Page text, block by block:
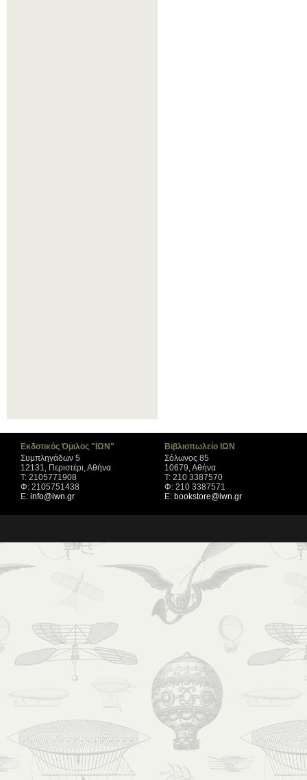
Εκδοτικός Όμιλος "ΙΩΝ"
Συμπληγάδων 5
12131, Περιστέρι, Αθήνα
Τ: 2105771908
Φ: 2105751438
Ε: info@iwn.gr
Βιβλιοπωλείο ΙΩΝ
Σόλωνος 85
10679, Αθήνα
Τ: 210 3387570
Φ: 210 3387571
Ε: bookstore@iwn.gr